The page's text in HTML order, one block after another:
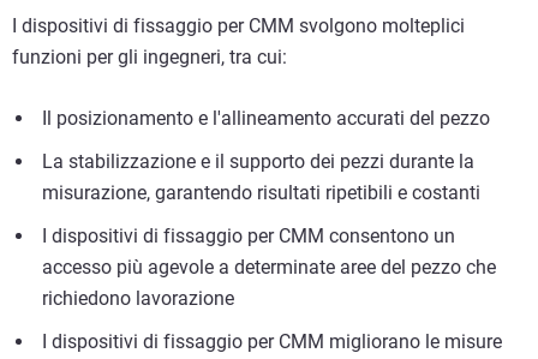
I dispositivi di fissaggio per CMM svolgono molteplici
funzioni per gli ingegneri, tra cui:
Il posizionamento e l'allineamento accurati del pezzo
La stabilizzazione e il supporto dei pezzi durante la
misurazione, garantendo risultati ripetibili e costanti
I dispositivi di fissaggio per CMM consentono un
accesso più agevole a determinate aree del pezzo che
richiedono lavorazione
I dispositivi di fissaggio per CMM migliorano le misure